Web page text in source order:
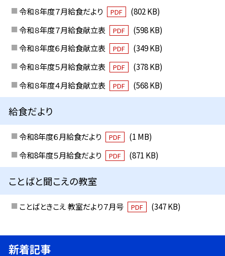
令和８年度７月給食だより PDF
(802 KB)
令和８年度７月給食献立表
PDF
(598 KB)
令和８年度６月給食献立表
PDF
(349 KB)
令和８年度５月給食献立表
PDF
(378 KB)
令和８年度４月給食献立表
PDF (568 KB)
給食だより
令和8年度６月給食だより PDF
(1 MB)
令和8年度５月給食だより
PDF (871 KB)
ことばと聞こえの教室
ことばときこえ 教室だより７月号 PDF (347 KB)
新着記事